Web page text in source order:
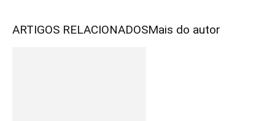
ARTIGOS RELACIONADOSMais do autor